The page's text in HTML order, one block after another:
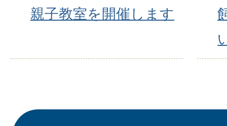
親子教室を開催します